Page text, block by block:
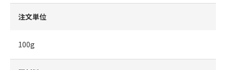
注文単位
100g